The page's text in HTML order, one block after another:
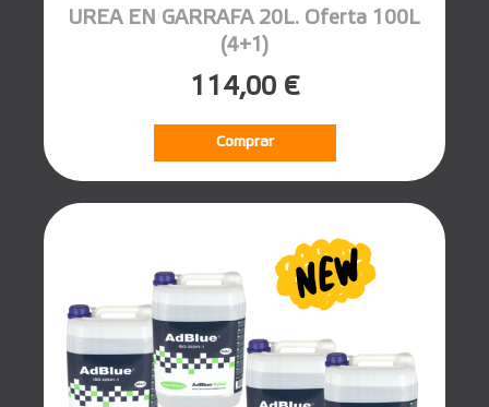
UREA EN GARRAFA 20L. Oferta 100L
(4+1)
114,00 €
Comprar